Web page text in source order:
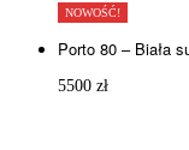
NOWOŚĆ!
Porto 80 – Biała
5500 zł